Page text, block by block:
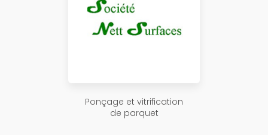
Ponçage et vitrification
de parquet